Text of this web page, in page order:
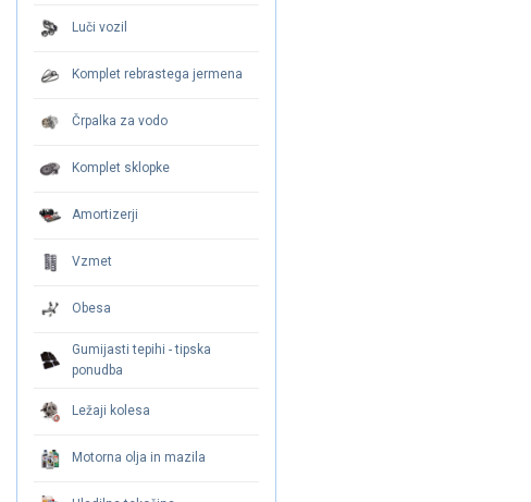
Luči vozil
Komplet rebrastega jermena
Črpalka za vodo
Komplet sklopke
Amortizerji
Vzmet
Obesa
Gumijasti tepihi - tipska
ponudba
Ležaji kolesa
Motorna olja in mazila